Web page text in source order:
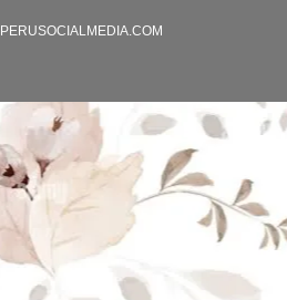
PERUSOCIALMEDIA.COM